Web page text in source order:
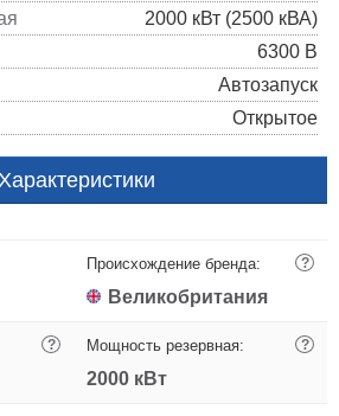
2000 кВт (2500 кВА)
6300 В
Автозапуск
Открытое
Характеристики
Происхождение бренда: ?
Великобритания
? Мощность резервная: ?
2000 кВт